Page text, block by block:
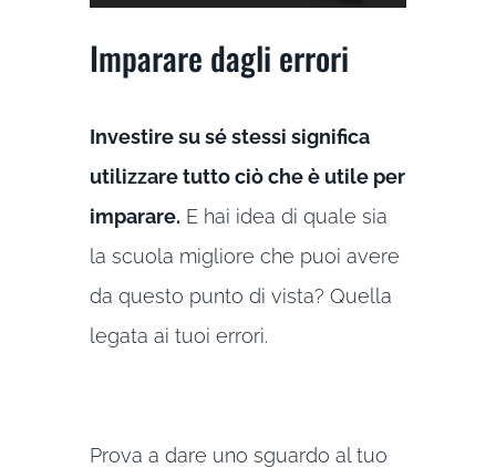
Imparare dagli errori
Investire su sé stessi significa
utilizzare tutto ciò che è utile per
imparare. E hai idea di quale sia
la scuola migliore che puoi avere
da questo punto di vista? Quella
legata ai tuoi errori.
Prova a dare uno sguardo al tuo